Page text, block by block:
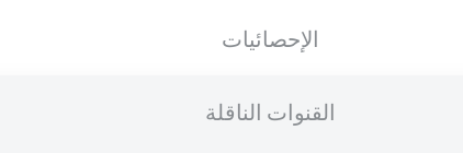
الإحصائيات
القنوات الناقلة